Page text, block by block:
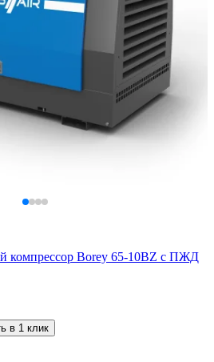
компрессор Borey 65-10BZ с ПЖД
в 1 клик